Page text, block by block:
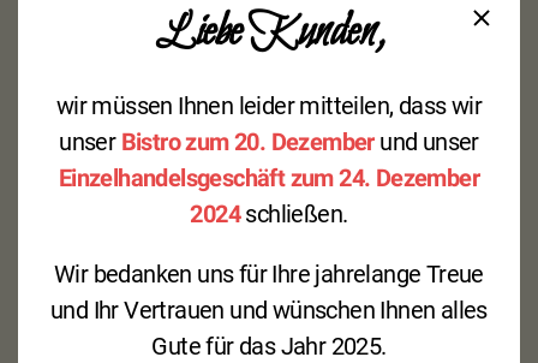
Panna cotta
2,80€
inkl. 19 % MwSt.
Versandkosten
Liebe Kunden,
wir müssen Ihnen leider mitteilen, dass wir
unser Bistro zum 20. Dezemberund unser
Einzelhandelsgeschäft zum 24. Dezember
2024schließen.
Wir bedanken uns für Ihre jahrelange Treue
und Ihr Vertrauen und wünschen Ihnen alles
Gute für das Jahr 2025.